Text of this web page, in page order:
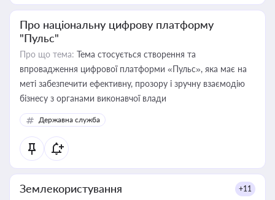
Про національну цифрову платформу
"Пульс"
Про що тема: Тема стосується створення та
впровадження цифрової платформи «Пульс», яка має на
меті забезпечити ефективну, прозору і зручну взаємодію
бізнесу з органами виконавчої влади
Державна служба
Землекористування +11